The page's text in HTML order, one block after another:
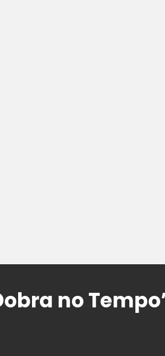
no